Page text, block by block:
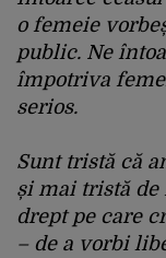
o femeie
public. Ne
împotriva
serios.
Sunt tristă că
și mai tristă de
drept pe care
– de a vorbi